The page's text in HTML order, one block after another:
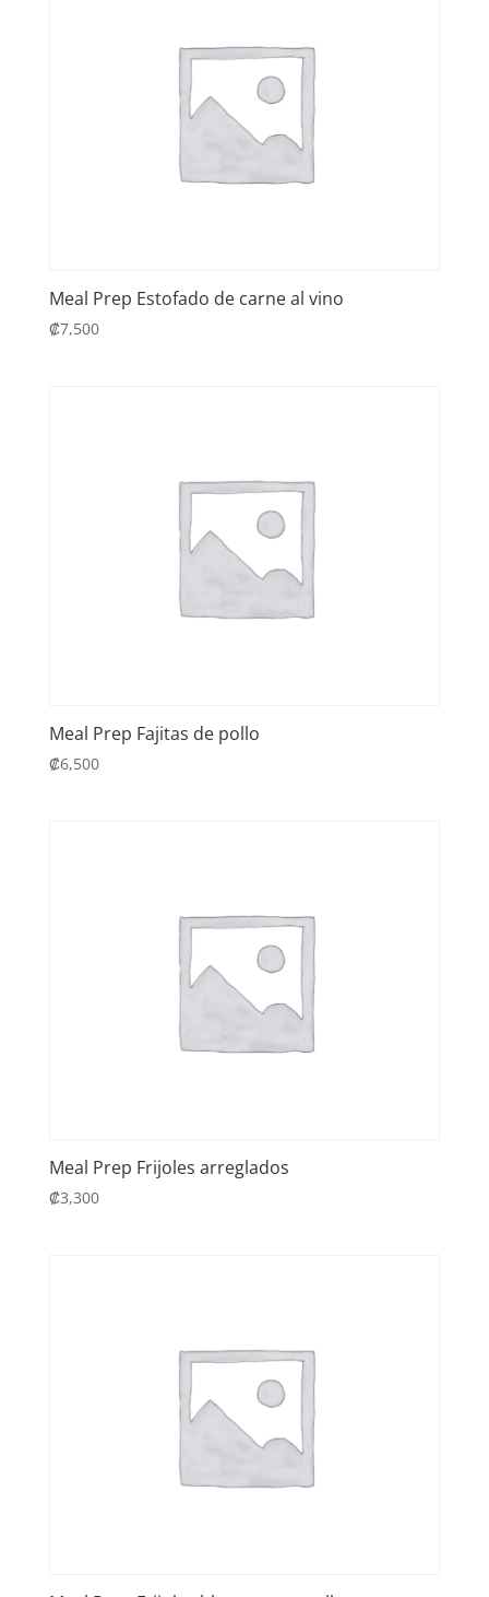
Meal Prep Estofado de carne al vino
₡7,500
Meal Prep Fajitas de pollo
₡6,500
Meal Prep Frijoles arreglados
₡3,300